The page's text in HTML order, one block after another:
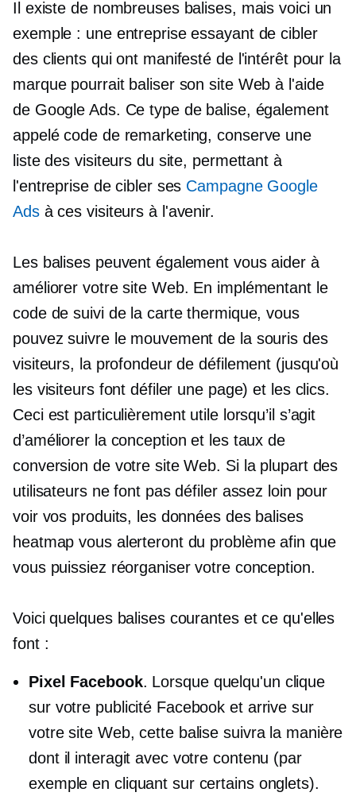
Il existe de nombreuses balises, mais voici un
exemple : une entreprise essayant de cibler
des clients qui ont manifesté de l'intérêt pour la
marque pourrait baliser son site Web à l'aide
de Google Ads. Ce type de balise, également
appelé code de remarketing, conserve une
liste des visiteurs du site, permettant à
l'entreprise de cibler ses Campagne Google
Adsà ces visiteurs à l'avenir.
Les balises peuvent également vous aider à
améliorer votre site Web. En implémentant le
code de suivi de la carte thermique, vous
pouvez suivre le mouvement de la souris des
visiteurs, la profondeur de défilement (jusqu'où
les visiteurs font défiler une page) et les clics.
Ceci est particulièrement utile lorsqu’il s’agit
d’améliorer la conception et les taux de
conversion de votre site Web. Si la plupart des
utilisateurs ne font pas défiler assez loin pour
voir vos produits, les données des balises
heatmap vous alerteront du problème afin que
vous puissiez réorganiser votre conception.
Voici quelques balises courantes et ce qu'elles
font :
Pixel Facebook. Lorsque quelqu'un clique
sur votre publicité Facebook et arrive sur
votre site Web, cette balise suivra la manière
dont il interagit avec votre contenu (par
exemple en cliquant sur certains onglets).